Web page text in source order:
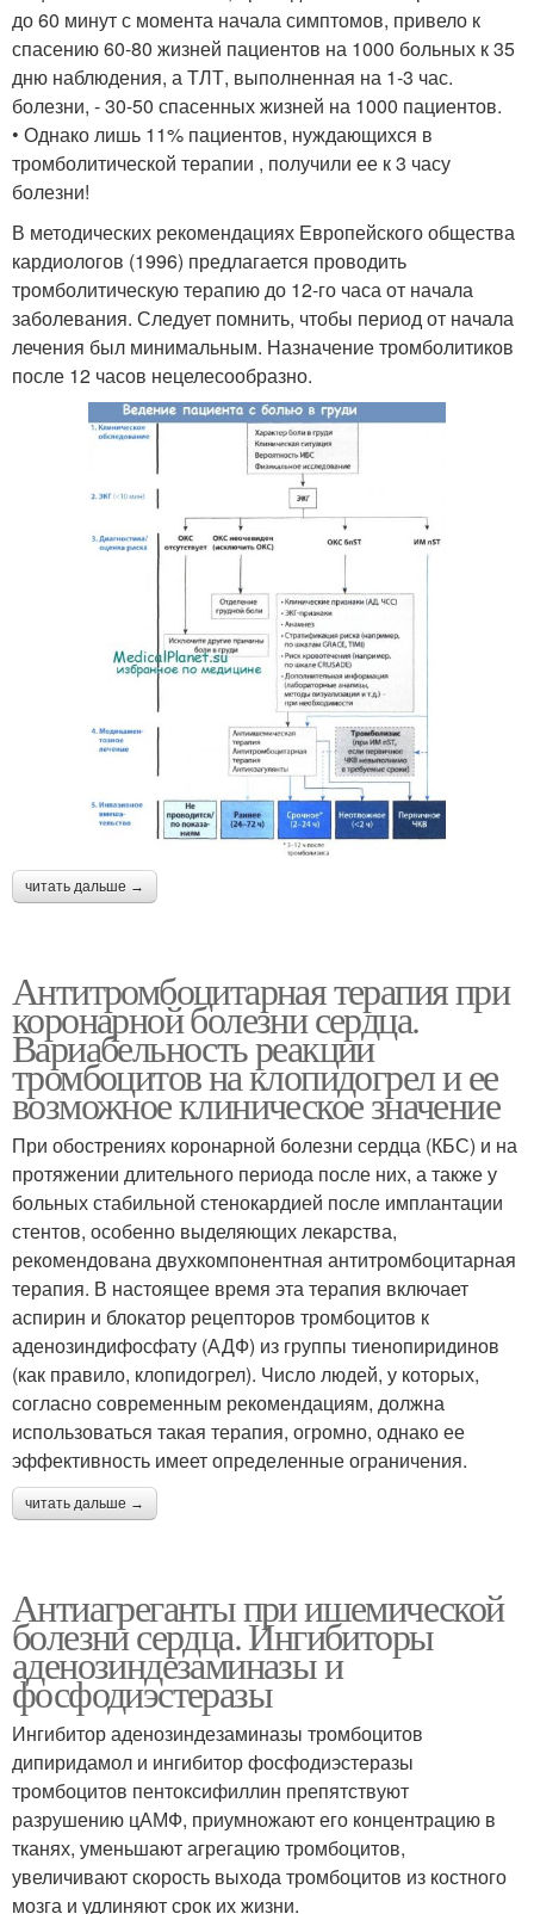
до 60 минут с момента начала симптомов, привело к
спасению 60-80 жизней пациентов на 1000 больных к 35
дню наблюдения, а ТЛТ, выполненная на 1-3 час.
болезни, - 30-50 спасенных жизней на 1000 пациентов.
• Однако лишь 11% пациентов, нуждающихся в
тромболитической терапии , получили ее к 3 часу
болезни!
В методических рекомендациях Европейского общества
кардиологов (1996) предлагается проводить
тромболитическую терапию до 12-го часа от начала
заболевания. Следует помнить, чтобы период от начала
лечения был минимальным. Назначение тромболитиков
после 12 часов нецелесообразно.
читать дальше →
Антитромбоцитарная терапия при
коронарной болезни сердца.
Вариабельность реакции
тромбоцитов на клопидогрел и ее
возможное клиническое значение
При обострениях коронарной болезни сердца (КБС) и на
протяжении длительного периода после них, а также у
боль­ных стабильной стенокардией после имплантации
стентов, особенно выделяющих лекарства,
рекомендована двухкомпо­нентная антитромбоцитарная
терапия. В настоящее время эта терапия включает
аспирин и блокатор рецепторов тромбоци­тов к
аденозиндифосфату (АДФ) из группы тиенопиридинов
(как правило, клопидогрел). Число людей, у которых,
согласно современным рекомендациям, должна
использоваться такая терапия, огромно, однако ее
эффективность имеет опреде­ленные ограничения.
читать дальше →
Антиагреганты при ишемической
болезни сердца. Ингибиторы
аденозиндезаминазы и
фосфодиэстеразы
Ингибитор аденозиндезаминазы тромбоцитов
дипиридамол и ингибитор фосфодиэстеразы
тромбоцитов пентоксифиллин препятствуют
разрушению цАМФ, приумножают его концентрацию в
тканях, уменьшают агрегацию тромбоцитов,
увеличивают скорость выхода тромбоцитов из костного
мозга и удлиняют срок их жизни.